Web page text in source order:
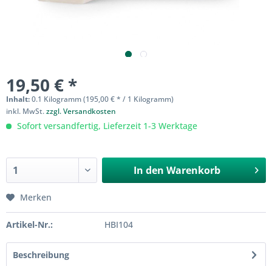
19,50 € *
Inhalt:0.1 Kilogramm (195,00 € * / 1 Kilogramm)
inkl. MwSt.zzgl. Versandkosten
Sofort versandfertig, Lieferzeit 1-3 Werktage
In den Warenkorb
Merken
Artikel-Nr.: HBI104
Beschreibung